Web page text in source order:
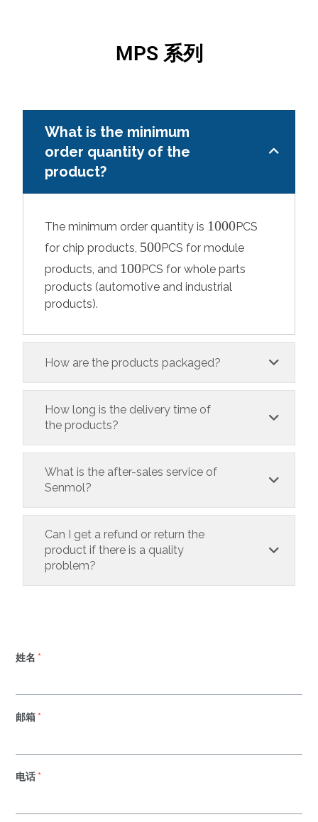
MPS 系列
What is the minimum
order quantity of the
product?
The minimum order quantity is 1000PCS
for chip products, 500PCS for module
products, and 100PCS for whole parts
products (automotive and industrial
products).
How are the products packaged?
How long is the delivery time of
the products?
What is the after-sales service of
Senmol?
Can I get a refund or return the
product if there is a quality
problem?
姓名 *
邮箱 *
电话 *